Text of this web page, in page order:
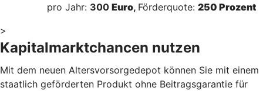
pro Jahr: 300 Euro, Förderquote: 250 Prozent
>
Kapitalmarktchancen nutzen
Mit dem neuen Altersvorsorgedepot können Sie mit einem
staatlich geförderten Produkt ohne Beitragsgarantie für